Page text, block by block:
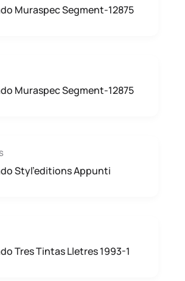
Muraspec Segment-12875
Muraspec Segment-12875
Styl’editions Appunti
Tres Tintas Lletres 1993-1